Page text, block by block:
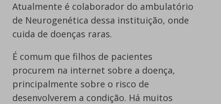
Atualmente é colaborador do ambulatório
de Neurogenética dessa instituição, onde
cuida de doenças raras.
É comum que filhos de pacientes
procurem na internet sobre a doença,
principalmente sobre o risco de
desenvolverem a condição. Há muitos